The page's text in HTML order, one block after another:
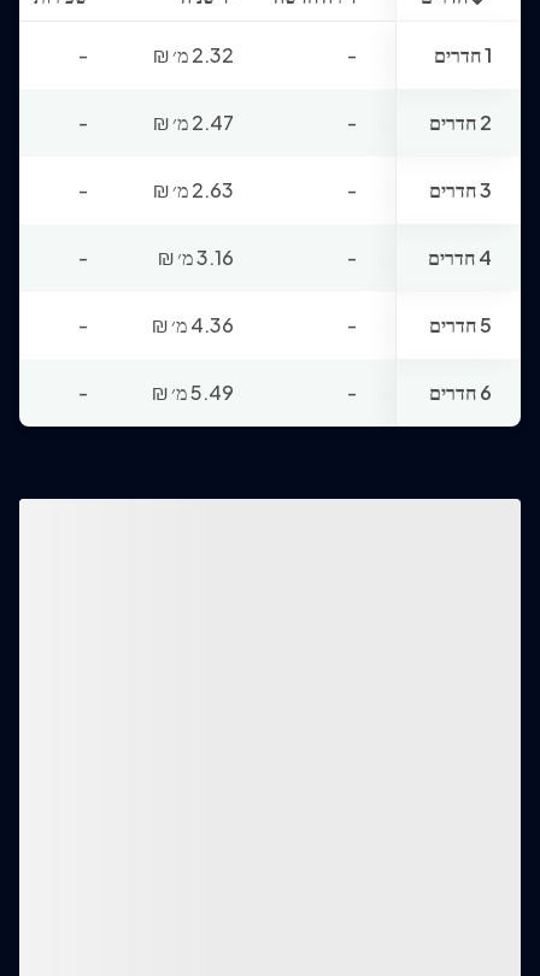
1 חדרים - 2.32 מ׳ ₪
-
2 חדרים - 2.47 מ׳ ₪
-
3 חדרים - 2.63 מ׳ ₪
-
4 חדרים - 3.16 מ׳ ₪
-
5 חדרים - 4.36 מ׳ ₪
-
6 חדרים - 5.49 מ׳ ₪
-